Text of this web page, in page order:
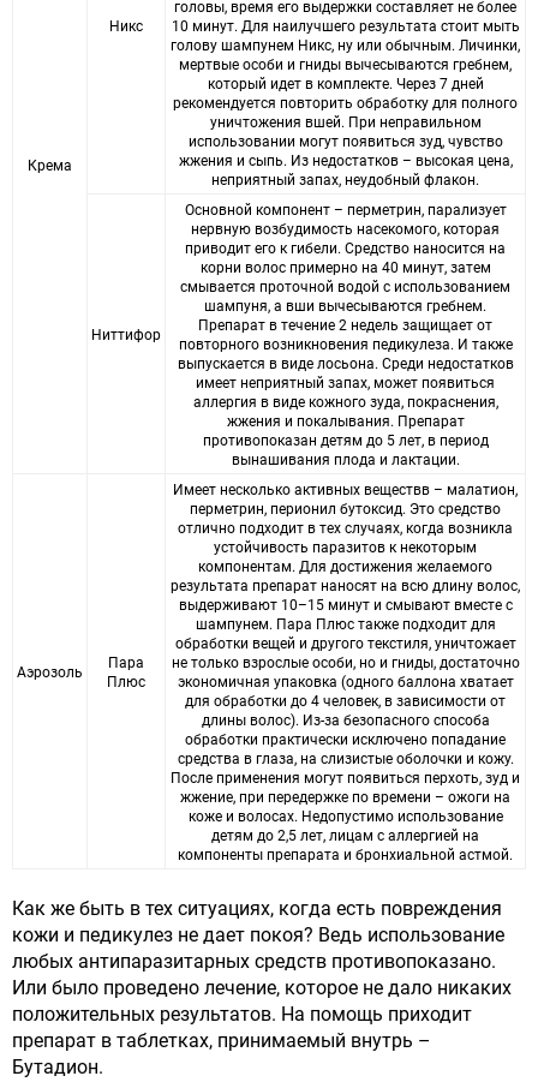
Крема
Никс
головы, время его выдержки составляет не более
10 минут. Для наилучшего результата стоит мыть
голову шампунем Никс, ну или обычным. Личинки,
мертвые особи и гниды вычесываются гребнем,
который идет в комплекте. Через 7 дней
рекомендуется повторить обработку для полного
уничтожения вшей. При неправильном
использовании могут появиться зуд, чувство
жжения и сыпь. Из недостатков – высокая цена,
неприятный запах, неудобный флакон.
Ниттифор
Основной компонент – перметрин, парализует
нервную возбудимость насекомого, которая
приводит его к гибели. Средство наносится на
корни волос примерно на 40 минут, затем
смывается проточной водой с использованием
шампуня, а вши вычесываются гребнем.
Препарат в течение 2 недель защищает от
повторного возникновения педикулеза. И также
выпускается в виде лосьона. Среди недостатков
имеет неприятный запах, может появиться
аллергия в виде кожного зуда, покраснения,
жжения и покалывания. Препарат
противопоказан детям до 5 лет, в период
вынашивания плода и лактации.
Аэрозоль
Пара
Плюс
Имеет несколько активных веществв – малатион,
перметрин, перионил бутоксид. Это средство
отлично подходит в тех случаях, когда возникла
устойчивость паразитов к некоторым
компонентам. Для достижения желаемого
результата препарат наносят на всю длину волос,
выдерживают 10–15 минут и смывают вместе с
шампунем. Пара Плюс также подходит для
обработки вещей и другого текстиля, уничтожает
не только взрослые особи, но и гниды, достаточно
экономичная упаковка (одного баллона хватает
для обработки до 4 человек, в зависимости от
длины волос). Из-за безопасного способа
обработки практически исключено попадание
средства в глаза, на слизистые оболочки и кожу.
После применения могут появиться перхоть, зуд и
жжение, при передержке по времени – ожоги на
коже и волосах. Недопустимо использование
детям до 2,5 лет, лицам с аллергией на
компоненты препарата и бронхиальной астмой.
Как же быть в тех ситуациях, когда есть повреждения
кожи и педикулез не дает покоя? Ведь использование
любых антипаразитарных средств противопоказано.
Или было проведено лечение, которое не дало никаких
положительных результатов. На помощь приходит
препарат в таблетках, принимаемый внутрь –
Бутадион.